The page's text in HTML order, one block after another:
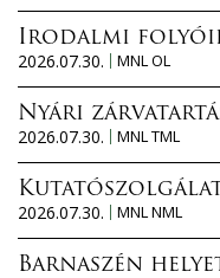
Irodalmi
2026.07.30.
MNL OL
Nyári
2026.07.30.
MNL TML
2026.07.30.
MNL NML
Barnaszén